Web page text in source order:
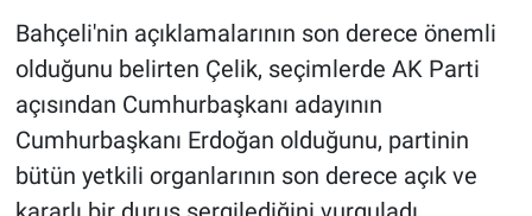
Bahçeli'nin açıklamalarının son derece önemli
olduğunu belirten Çelik, seçimlerde AK Parti
açısından Cumhurbaşkanı adayının
Cumhurbaşkanı Erdoğan olduğunu, partinin
bütün yetkili organlarının son derece açık ve